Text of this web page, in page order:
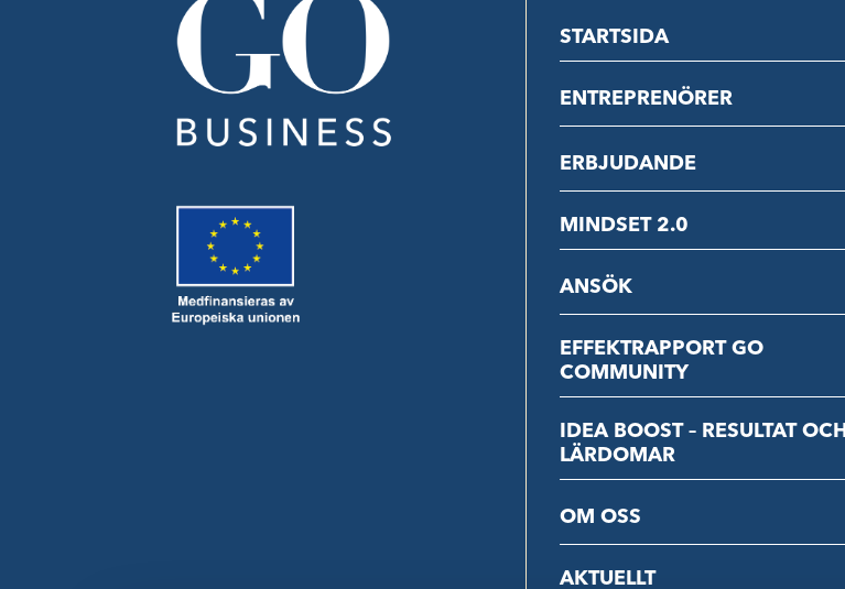
STARTSIDA
ENTREPRENÖRER
ERBJUDANDE
MINDSET 2.0
ANSÖK
EFFEKTRAPPORT GO
COMMUNITY
IDEA BOOST – RESULTAT OCH
LÄRDOMAR
OM OSS
AKTUELLT